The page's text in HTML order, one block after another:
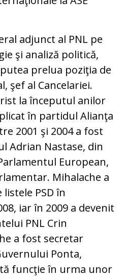
adjunct al PNL pe
şi analiză politică,
prelua poziţia de
şef al Cancelariei.
la începutul anilor
în partidul Alianţa
2001 şi 2004 a fost
Adrian Nastase, din
European,
Mihalache a
PSD în
iar în 2009 a devenit
PNL Crin
a fost secretar
Ponta,
funcţie în urma unor